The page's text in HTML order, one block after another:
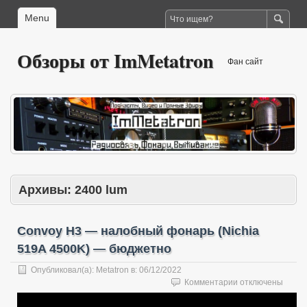
Menu
Обзоры от ImMetatron Фан сайт
Архивы: 2400 lum
Convoy H3 — налобный фонарь (Nichia
519A 4500K) — бюджетно
Опубликовал(а): Metatron в: 06/12/2022
Комментарии к
записи
отключены